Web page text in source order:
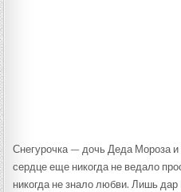
Снегурочка — дочь Деда Мороза
сердце еще никогда не ведало
никогда не знало любви. Лишь